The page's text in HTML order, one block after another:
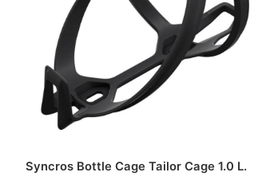
Syncros Bottle Cage Tailor Cage 1.0 L.